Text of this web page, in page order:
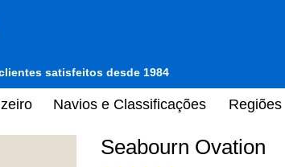
satisfeitos desde 1984
Navios e Classificações Regiões
Seabourn Ovation